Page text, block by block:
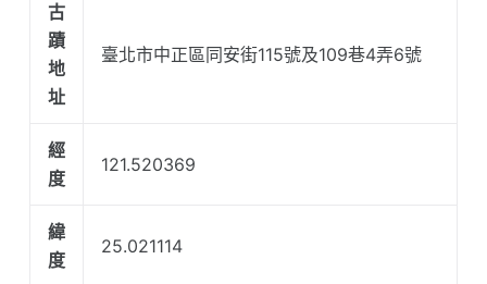
古
蹟
地
址
臺北市中正區同安街115號及109巷4弄6號
經
度
121.520369
緯
度
25.021114